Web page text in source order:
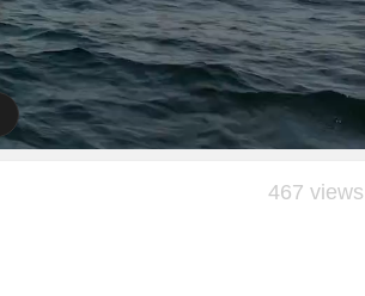
467 views